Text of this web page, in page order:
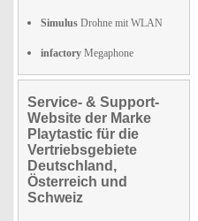
Simulus Drohne mit WLAN
infactory Megaphone
Service- & Support-
Website der Marke
Playtastic für die
Vertriebsgebiete
Deutschland,
Österreich und
Schweiz